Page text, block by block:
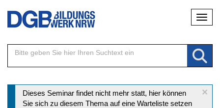
Direkt
Inhalt
×
Statusmeldung
Dieses Seminar findet nicht mehr statt, hier können
Sie sich zu diesem Thema auf eine Warteliste setzen